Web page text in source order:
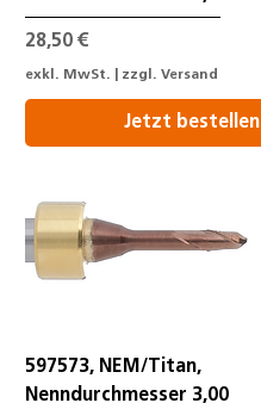
Preis
28,50 €
exkl. MwSt. zzgl. Versand
Jetzt bestellen
597573, NEM/Titan,
Nenndurchmesser 3,00